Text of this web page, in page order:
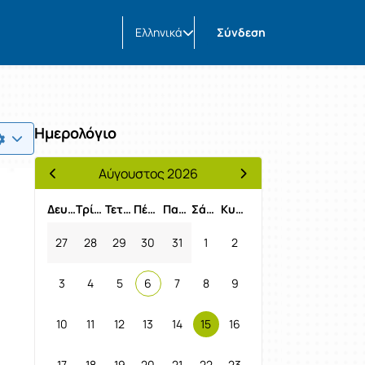
Ελληνικά Σύνδεση
Ημερολόγιο
Προηγούμενος Μήνας
Αύγουστος 2026
Επόμενος Μήνας
Δευτέρα
Τρίτη Τετάρτη Πέμπτη Παρασκευή Σάββατο Κυριακή
27 28 29 30 31 1 2
3 4 5 6 7 8 9
10 11 12 13 14 15 16